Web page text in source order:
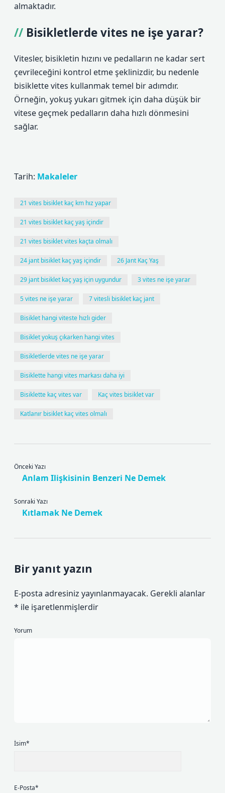
almaktadır.
Bisikletlerde vites ne işe yarar?
Vitesler, bisikletin hızını ve pedalların ne kadar sert
çevrileceğini kontrol etme şeklinizdir, bu nedenle
bisiklette vites kullanmak temel bir adımdır.
Örneğin, yokuş yukarı gitmek için daha düşük bir
vitese geçmek pedalların daha hızlı dönmesini
sağlar.
Tarih: Makaleler
21 vites bisiklet kaç km hız yapar
21 vites bisiklet kaç yaş içindir
21 vites bisiklet vites kaçta olmalı
24 jant bisiklet kaç yaş içindir 26 Jant Kaç Yaş
29 jant bisiklet kaç yaş için uygundur 3 vites ne işe yarar
5 vites ne işe yarar 7 vitesli bisiklet kaç jant
Bisiklet hangi viteste hızlı gider
Bisiklet yokuş çıkarken hangi vites
Bisikletlerde vites ne işe yarar
Bisiklette hangi vites markası daha iyi
Bisiklette kaç vites var Kaç vites bisiklet var
Katlanır bisiklet kaç vites olmalı
Önceki Yazı
Anlam Ilişkisinin Benzeri Ne Demek
Sonraki Yazı
Kıtlamak Ne Demek
Bir yanıt yazın
E-posta adresiniz yayınlanmayacak. Gerekli alanlar
* ile işaretlenmişlerdir
Yorum
İsim*
E-Posta*